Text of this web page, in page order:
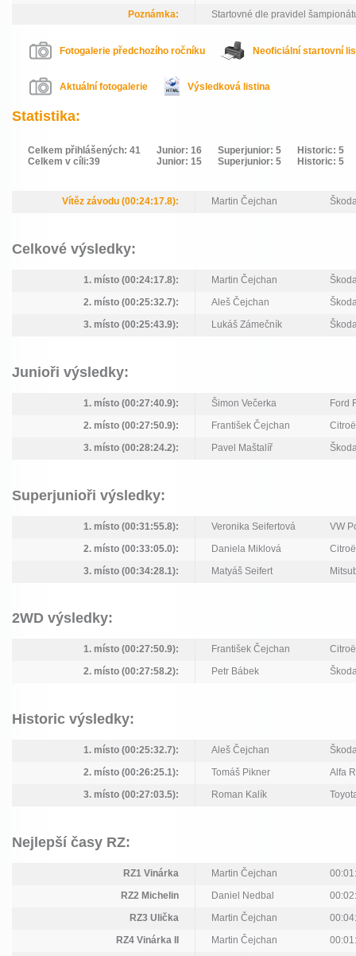
Poznámka:
Startovné dle pravidel
Fotogalerie předchozího ročníku Neoficiální startovní
Aktuální fotogalerie Výsledková listina
Statistika:
Celkem přihlášených: 41
Celkem v cíli:39
Junior: 16
Junior: 15
Superjunior: 5
Superjunior: 5
Historic: 5
Historic: 5
Vítěz závodu (00:24:17.8): Martin Čejchan
Celkové výsledky:
1. místo (00:24:17.8): Martin Čejchan
2. místo (00:25:32.7):
Aleš Čejchan
3. místo (00:25:43.9):
Lukáš Zámečník
Junioři výsledky:
1. místo (00:27:40.9): Šimon Večerka
Ford
2. místo (00:27:50.9):
František Čejchan
3. místo (00:28:24.2):
Pavel Maštalíř
Superjunioři výsledky:
1. místo (00:31:55.8): Veronika Seifertová
VW
2. místo (00:33:05.0):
Daniela Miklová
3. místo (00:34:28.1):
Matyáš Seifert
2WD výsledky:
1. místo (00:27:50.9): František Čejchan
2. místo (00:27:58.2):
Petr Bábek
Historic výsledky:
1. místo (00:25:32.7): Aleš Čejchan
2. místo (00:26:25.1):
Tomáš Pikner
Alfa
3. místo (00:27:03.5):
Roman Kalík
Nejlepší časy RZ:
RZ1 Vinárka Martin Čejchan
RZ2 Michelin
Daniel Nedbal
RZ3 Ulička
Martin Čejchan
RZ4 Vinárka II
Martin Čejchan